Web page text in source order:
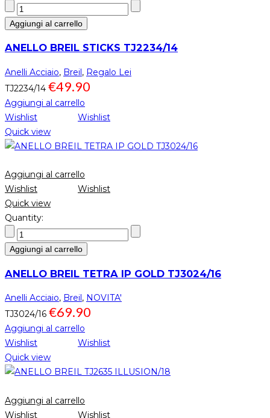
Aggiungi al carrello
ANELLO BREIL STICKS TJ2234/14
Anelli Acciaio, Breil, Regalo Lei
TJ2234/14 €49.90
Aggiungi al carrello
Wishlist
Wishlist
Quick view
Aggiungi al carrello
Wishlist
Wishlist
Quick view
Quantity:
Aggiungi al carrello
ANELLO BREIL TETRA IP GOLD TJ3024/16
Anelli Acciaio, Breil, NOVITA'
TJ3024/16 €69.90
Aggiungi al carrello
Wishlist
Wishlist
Quick view
Aggiungi al carrello
Wishlist
Wishlist